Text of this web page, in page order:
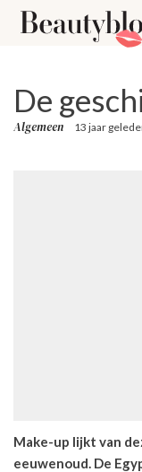
De
Algemeen 13 jaar
Make-up lijkt van
eeuwenoud. De